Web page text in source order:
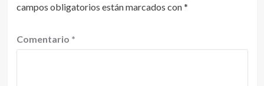
campos obligatorios están marcados con*
Comentario *